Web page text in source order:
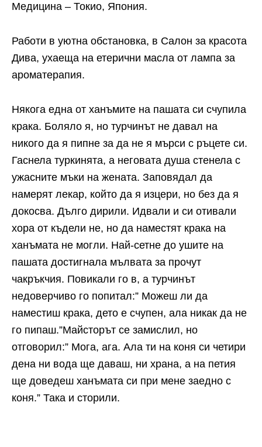
Медицина – Токио, Япония.
Работи в уютна обстановка, в Салон за красота
Дива, ухаеща на етерични масла от лампа за
ароматерапия.
Някога една от ханъмите на пашата си счупила
крака. Боляло я, но турчинът не давал на
никого да я пипне за да не я мърси с ръцете си.
Гаснела туркинята, а неговата душа стенела с
ужасните мъки на жената. Заповядал да
намерят лекар, който да я изцери, но без да я
докосва. Дълго дирили. Идвали и си отивали
хора от къдели не, но да наместят крака на
ханъмата не могли. Най-сетне до ушите на
пашата достигнала мълвата за прочут
чакръкчия. Повикали го в, а турчинът
недоверчиво го попитал:” Можеш ли да
наместиш крака, дето е счупен, ала никак да не
го пипаш.”Майсторът се замислил, но
отговорил:” Мога, ага. Ала ти на коня си четири
дена ни вода ще даваш, ни храна, а на петия
ще доведеш ханъмата си при мене заедно с
коня.” Така и сторили.